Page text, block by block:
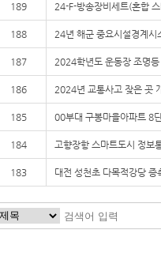
189 24-F-방송장비세트(혼합
188 24년 해군 중요시설경계시
187 2024학년도 운동장 조명
186 2024년 교통사고 잦은 곳
185 00부대 구봉마을아파트 8
184 고향장항 스마트도시 정보
183 대전 성천초 다목적강당 증